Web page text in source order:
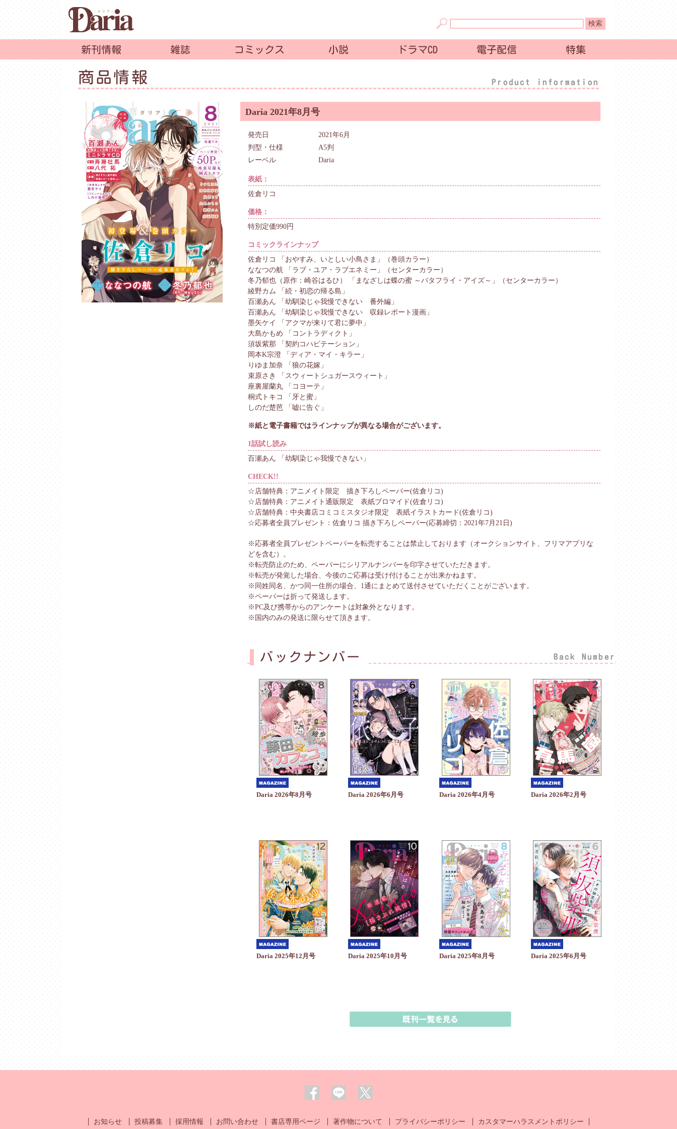
新刊情報 雑誌 コミックス 小説 ドラマCD 電子配信 特集
商品情報 Product information
Daria 2021年8月号
発売日
2021年6月
判型・仕様
A5判
レーベル
Daria
表紙：
佐倉リコ
価格：
特別定価990円
コミックラインナップ
佐倉リコ 「おやすみ、いとしい小鳥さま」（巻頭カラー）
ななつの航 「ラブ・ユア・ラブエネミー」（センターカラー）
冬乃郁也（原作：崎谷はるひ） 「まなざしは蝶の蜜 ～バタフライ・アイズ～」（センターカラー）
綾野カム 「続・初恋の帰る島」
百瀬あん 「幼馴染じゃ我慢できない 番外編」
百瀬あん 「幼馴染じゃ我慢できない 収録レポート漫画」
墨矢ケイ 「アクマが来りて君に夢中」
大島かもめ 「コントラディクト」
須坂紫那 「契約コハビテーション」
岡本K宗澄 「ディア・マイ・キラー」
りゆま加奈 「狼の花嫁」
束原さき 「スウィートシュガースウィート」
座裏屋蘭丸 「コヨーテ」
桐式トキコ 「牙と蜜」
しのだ楚芭 「嘘に告ぐ」
※紙と電子書籍ではラインナップが異なる場合がございます。
1話試し読み
百瀬あん 「幼馴染じゃ我慢できない」
CHECK!!
☆店舗特典：アニメイト限定 描き下ろしペーパー(佐倉リコ)
☆店舗特典：アニメイト通販限定 表紙ブロマイド(佐倉リコ)
☆店舗特典：中央書店コミコミスタジオ限定 表紙イラストカード(佐倉リコ)
☆応募者全員プレゼント：佐倉リコ 描き下ろしペーパー(応募締切：2021年7月21日)
※応募者全員プレゼントペーパーを転売することは禁止しております（オークションサイト、フリマアプリな
どを含む）。
※転売防止のため、ペーパーにシリアルナンバーを印字させていただきます。
※転売が発覚した場合、今後のご応募は受け付けることが出来かねます。
※同姓同名、かつ同一住所の場合、1通にまとめて送付させていただくことがございます。
※ペーパーは折って発送します。
※PC及び携帯からのアンケートは対象外となります。
※国内のみの発送に限らせて頂きます。
バックナンバー Back Number
Daria 2026年8月号 Daria 2026年6月号 Daria 2026年4月号 Daria 2026年2月号
Daria 2025年12月号 Daria 2025年10月号 Daria 2025年8月号 Daria 2025年6月号
お知らせ 投稿募集 採用情報 お問い合わせ 書店専用ページ 著作物について プライバシーポリシー カスタマーハラスメントポリシー